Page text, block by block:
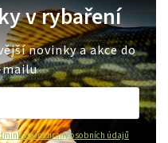
v rybaření
novinky a akce do
mailu
ochrany osobních údajů